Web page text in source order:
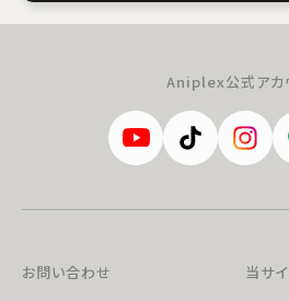
Aniplex公式アカ
お問い合わせ
当サ